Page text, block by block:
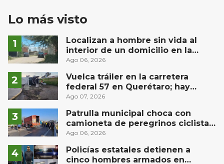
Lo más visto
Localizan a hombre sin vida al
interior de un domicilio en la
comunidad El Rodeo, San Juan del
Ago 06, 2026
Vuelca tráiler en la carretera
federal 57 en Querétaro; hay
derrame de combustible
Ago 07, 2026
Patrulla municipal choca con
camioneta de peregrinos ciclistas
en la autopista México-Querétaro
Ago 06, 2026
Policías estatales detienen a
cinco hombres armados en